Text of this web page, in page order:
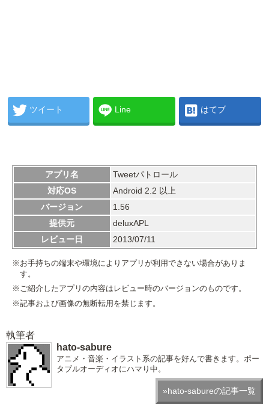
ツイート Line はてブ
アプリ名
Tweetパトロール
対応OS
Android 2.2 以上
バージョン
1.56
提供元
deluxAPL
レビュー日
2013/07/11
※お手持ちの端末や環境によりアプリが利用できない場合がありま
す。
※ご紹介したアプリの内容はレビュー時のバージョンのものです。
※記事および画像の無断転用を禁じます。
執筆者
hato-sabure
アニメ・音楽・イラスト系の記事を好んで書きます。ポー
タブルオーディオにハマり中。
»hato-sabureの記事一覧